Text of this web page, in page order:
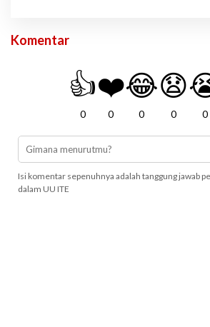
Komentar
👍
0
❤️
0
😂
0
😧
0 0
Isi komentar sepenuhnya adalah tanggung jawab
dalam UU ITE